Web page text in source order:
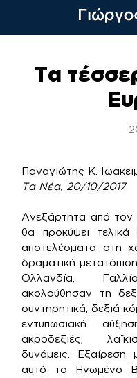
contentΤα
Παναγιώτης Κ.
Τα Νέα, 20/10/2017
Ανεξάρτητα από τον
θα προκύψει
αποτελέσματα στη
δραματική
Ολλανδία,
ακολούθησαν τη
συντηρητικά, δεξιά
εντυπωσιακή
ακροδεξιές,
δυνάμεις. Εξαίρεση
αυτό το Ηνωμένο